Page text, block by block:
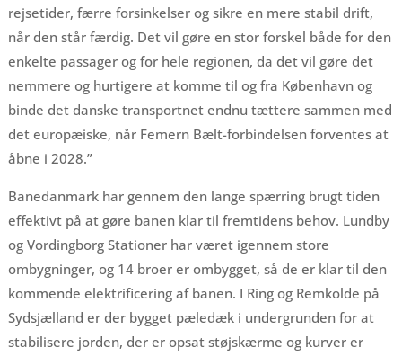
rejsetider, færre forsinkelser og sikre en mere stabil drift,
når den står færdig. Det vil gøre en stor forskel både for den
enkelte passager og for hele regionen, da det vil gøre det
nemmere og hurtigere at komme til og fra København og
binde det danske transportnet endnu tættere sammen med
det europæiske, når Femern Bælt-forbindelsen forventes at
åbne i 2028.”
Banedanmark har gennem den lange spærring brugt tiden
effektivt på at gøre banen klar til fremtidens behov. Lundby
og Vordingborg Stationer har været igennem store
ombygninger, og 14 broer er ombygget, så de er klar til den
kommende elektrificering af banen. I Ring og Remkolde på
Sydsjælland er der bygget pæledæk i undergrunden for at
stabilisere jorden, der er opsat støjskærme og kurver er